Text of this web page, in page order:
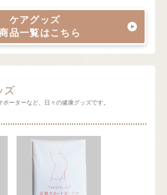
ケアグッズ
品一覧はこちら
ズ
ポーターなど、日々の健康グッズです。